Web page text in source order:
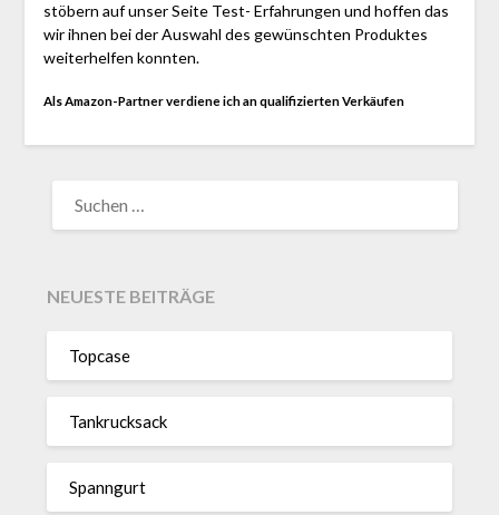
stöbern auf unser Seite Test- Erfahrungen und hoffen das
wir ihnen bei der Auswahl des gewünschten Produktes
weiterhelfen konnten.
Als Amazon-Partner verdiene ich an qualifizierten Verkäufen
NACH:
NEUESTE BEITRÄGE
Topcase
Tan­kruck­sack
Spann­gurt